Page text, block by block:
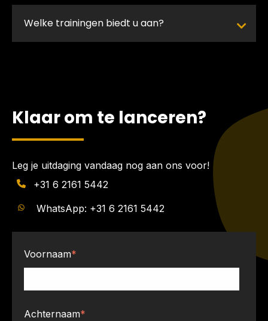
Welke trainingen biedt u aan?
Klaar om te lanceren?
Leg je uitdaging vandaag nog aan ons voor!
+31 6 2161 5442
WhatsApp: +31 6 2161 5442
Voornaam*
Achternaam*